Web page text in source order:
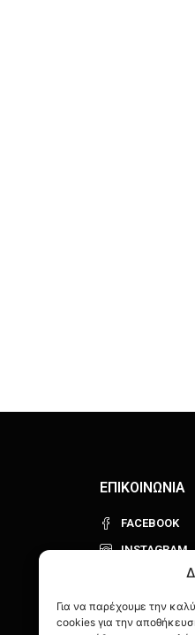
Για να παρέχουμε την
cookies για την
ΕΠΙΚΟΙΝΩΝΙΑ
FACEBOOK
INSTAGRAM